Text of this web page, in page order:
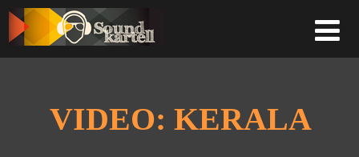
VIDEO: KERALA